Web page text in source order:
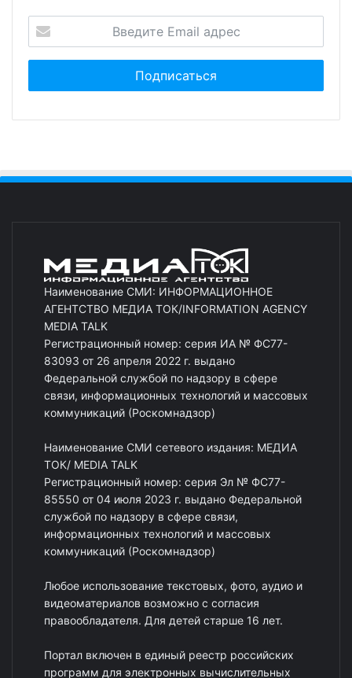
Наименование СМИ: ИНФОРМАЦИОННОЕ
АГЕНТСТВО МЕДИА ТОК/INFORMATION AGENCY
MEDIA TALK
Регистрационный номер: серия ИА № ФС77-
83093 от 26 апреля 2022 г. выдано
Федеральной службой по надзору в сфере
связи, информационных технологий и массовых
коммуникаций (Роскомнадзор)
Наименование СМИ сетевого издания: МЕДИА
ТОК/ MEDIA TALK
Регистрационный номер: серия Эл № ФС77-
85550 от 04 июля 2023 г. выдано Федеральной
службой по надзору в сфере связи,
информационных технологий и массовых
коммуникаций (Роскомнадзор)
Любое использование текстовых, фото, аудио и
видеоматериалов возможно с согласия
правообладателя. Для детей старше 16 лет.
Портал включен в единый реестр российских
программ для электронных вычислительных